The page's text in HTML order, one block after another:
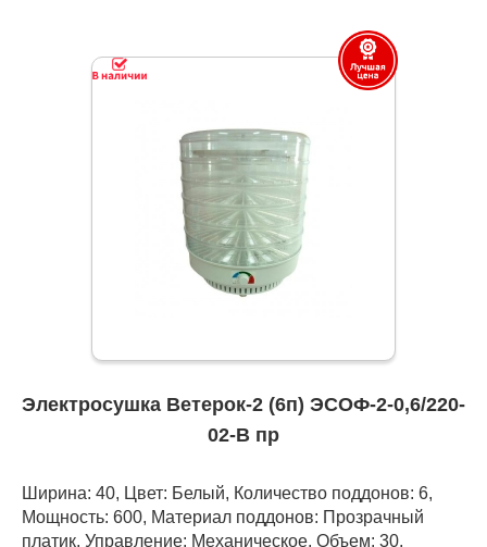
Электросушка Ветерок-2 (6п) ЭСОФ-2-0,6/220-
02-В пр
Ширина: 40, Цвет: Белый, Количество поддонов: 6,
Мощность: 600, Материал поддонов: Прозрачный
платик, Управление: Механическое, Объем: 30,